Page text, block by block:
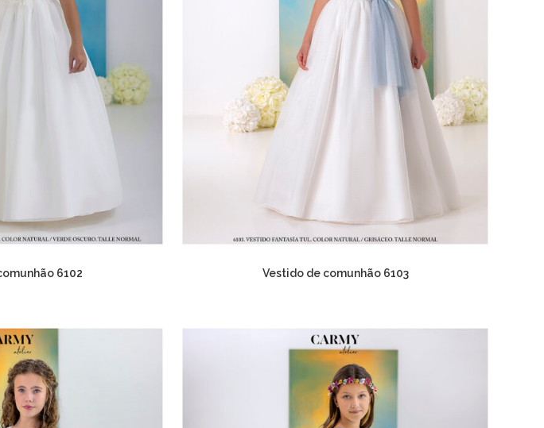
6102 Vestido de comunhão 6103